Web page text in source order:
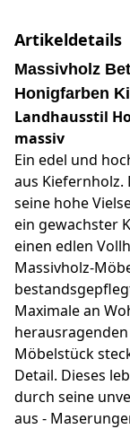
Artikeldetails
Massivholz
Honigfarben
Landhausstil
massiv
Ein edel und
aus Kiefernholz.
seine hohe
ein gewachster
einen edlen
Massivholz-
Maximale an
Möbelstück
Detail. Dieses
durch seine
aus -